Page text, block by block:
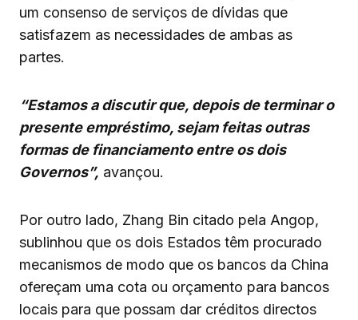
um consenso de serviços de dívidas que
satisfazem as necessidades de ambas as
partes.
“Estamos a discutir que, depois de terminar o
presente empréstimo, sejam feitas outras
formas de financiamento entre os dois
Governos”, avançou.
Por outro lado, Zhang Bin citado pela Angop,
sublinhou que os dois Estados têm procurado
mecanismos de modo que os bancos da China
ofereçam uma cota ou orçamento para bancos
locais para que possam dar créditos directos